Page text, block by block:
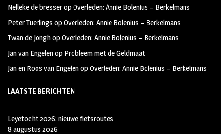
k
m
Nelleke de bresseropOverleden: Annie Bolenius – Berkelmans
Peter Tuerlings opOverleden: Annie Bolenius – Berkelmans
Twan de JonghopOverleden: Annie Bolenius – Berkelmans
Jan van Engelenop Probleem met de Geldmaat
Jan en Roos van EngelenopOverleden: Annie Bolenius – Berkelmans
LAATSTE BERICHTEN
Leyetocht 2026: nieuwe fietsroutes
8 augustus 2026